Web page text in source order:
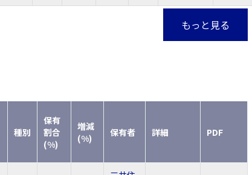
もっと見る
種別
保有
割合
(%)
増減
(%)
保有者 詳細 PDF